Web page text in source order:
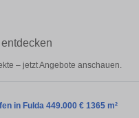
– jetzt Angebote anschauen.
in Fulda 449.000 € 1365 m²